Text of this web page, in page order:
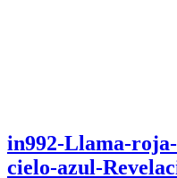
in992-Llama-
cielo-azul-